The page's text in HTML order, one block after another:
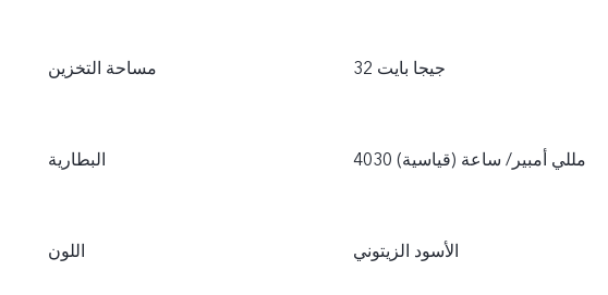
مساحة التخزين 32 جيجا بايت
البطارية 4030 مللي أمبير/ ساعة (قياسية)
اللون الأسود الزيتوني